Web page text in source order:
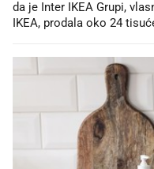
da je Inter IKEA Grupi,
IKEA, prodala oko 24